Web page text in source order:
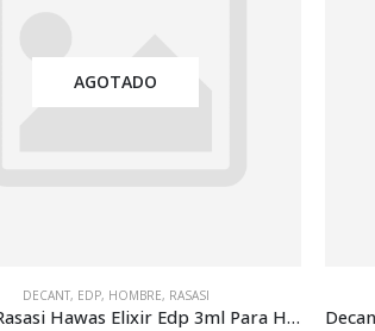
AGOTADO
DECANT, EDP, HOMBRE, RASASI
Decant Rasasi Hawas Elixir Edp 3ml Para Hombre